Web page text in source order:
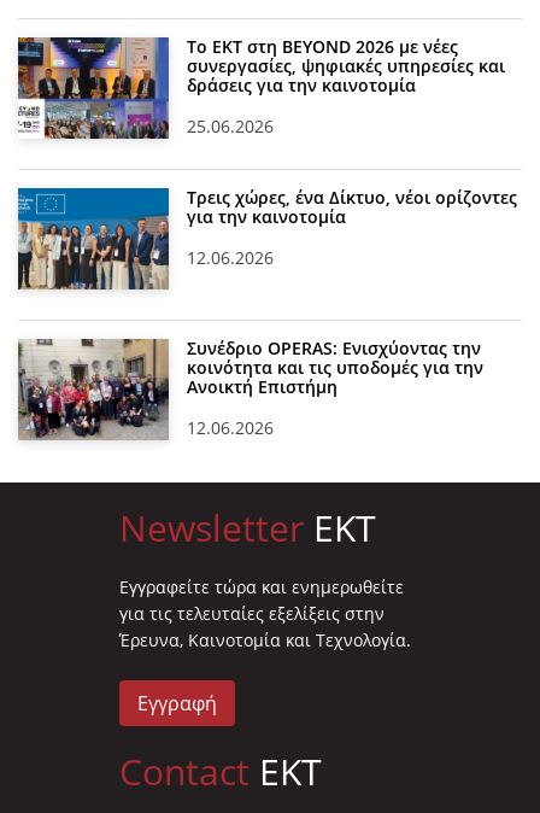
Το ΕΚΤ στη BEYOND 2026 με νέες
συνεργασίες, ψηφιακές υπηρεσίες και
δράσεις για την καινοτομία
25.06.2026
Τρεις χώρες, ένα Δίκτυο, νέοι ορίζοντες
για την καινοτομία
12.06.2026
Συνέδριο OPERAS: Ενισχύοντας την
κοινότητα και τις υποδομές για την
Ανοικτή Επιστήμη
12.06.2026
Newsletter EKT
Eγγραφείτε τώρα και ενημερωθείτε
για τις τελευταίες εξελίξεις στην
Έρευνα, Καινοτομία και Τεχνολογία.
Εγγραφή
Contact EKT